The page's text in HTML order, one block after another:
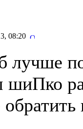
08:20
лучше